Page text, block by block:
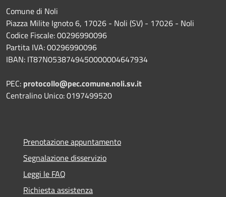
Comune di Noli
Piazza Milite Ignoto 6, 17026 - Noli (SV) - 17026 - Noli
Codice Fiscale: 00296990096
Partita IVA: 00296990096
IBAN: IT87N0538749450000004647934
PEC: protocollo@pec.comune.noli.sv.it
Centralino Unico: 0197499520
Prenotazione appuntamento
Segnalazione disservizio
Leggi le FAQ
Richiesta assistenza